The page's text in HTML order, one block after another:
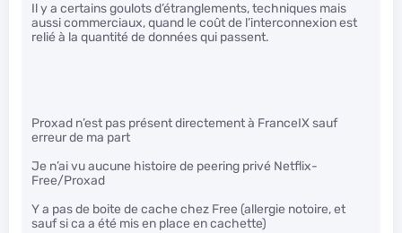
Il y a certains goulots d’étranglements, techniques mais
aussi commerciaux, quand le coût de l’interconnexion est
relié à la quantité de données qui passent.
Proxad n’est pas présent directement à FranceIX sauf
erreur de ma part
Je n’ai vu aucune histoire de peering privé Netflix-
Free/Proxad
Y a pas de boite de cache chez Free (allergie notoire, et
sauf si ca a été mis en place en cachette)